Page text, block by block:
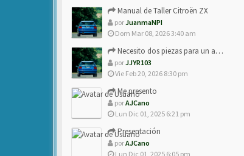
Manual de Taller Citroën ZX
porJuanmaNPI
Dom Mar 08, 2026 3:40 am
Necesito dos piezas para un amigo con ZX.
porJJYR103
Vie Feb 20, 2026 8:30 pm
Me presento
porAJCano
Lun Dic 01, 2025 6:21 pm
Presentación
porAJCano
Lun Dic 01, 2025 6:05 pm